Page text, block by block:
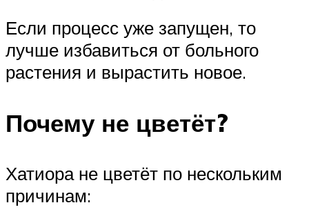
Если процесс уже запущен, то
лучше избавиться от больного
растения и вырастить новое.
Почему не цветёт?
Хатиора не цветёт по нескольким
причинам: